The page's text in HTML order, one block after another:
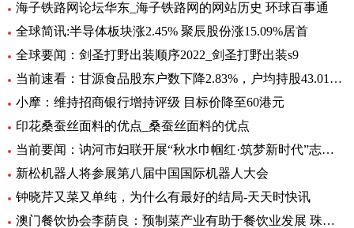
海子铁路网论坛华东_海子铁路网的网站历史 环球百事通
全球简讯:半导体板块涨2.45% 聚辰股份涨15.09%居首
全球要闻：剑圣打野出装顺序2022_剑圣打野出装s9
当前速看：甘源食品股东户数下降2.83%，户均持股43.01万元
小摩：维持招商银行增持评级 目标价降至60港元
印花桑蚕丝面料的优点_桑蚕丝面料的优点
当前要闻：讷河市妇联开展“秋水巾帼红·筑梦新时代”志愿服务活动
新松机器人将参展第八届中国国际机器人大会
钟晓芹又菜又单纯，为什么有最好的结局-天天时快讯
澳门餐饮协会李荫良：预制菜产业有助于餐饮业发展 珠澳要优势互补 焦点